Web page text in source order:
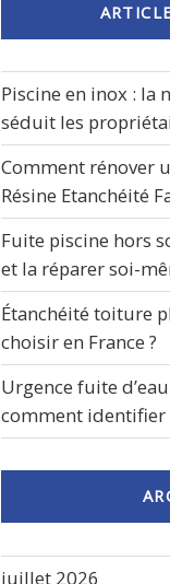
Piscine en inox : la
séduit les
Comment rénover
Résine Etanchéité
Fuite piscine hors
et la réparer soi-
Étanchéité toiture
choisir en France ?
Urgence fuite
comment identifier
juillet 2026